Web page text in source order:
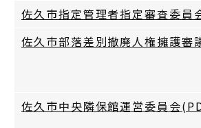
佐久市指定管理者指定審査委
佐久市部落差別撤廃人権擁護
佐久市中央隣保館運営委員会